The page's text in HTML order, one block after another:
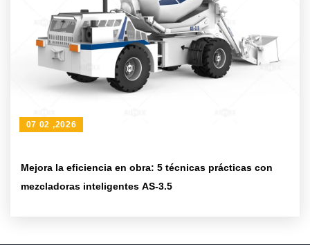
Mejora la eficiencia en obra: 5 técnicas prácticas con
mezcladoras inteligentes AS-3.5
07 02 ,2026